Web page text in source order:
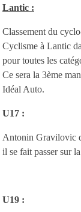
Lantic :
Classement du
Cyclisme à Lantic
pour toutes les
Ce sera la 3ème
Idéal Auto.
U17 :
Antonin Gravilovic
il se fait passer sur
U19 :